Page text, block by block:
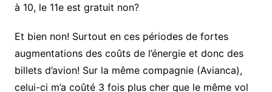
à 10, le 11e est gratuit non?
Et bien non! Surtout en ces périodes de fortes
augmentations des coûts de l’énergie et donc des
billets d’avion! Sur la même compagnie (Avianca),
celui-ci m’a coûté 3 fois plus cher que le même vol